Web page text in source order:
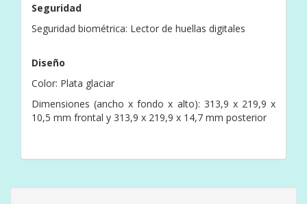
Seguridad
Seguridad biométrica: Lector de huellas digitales
Diseño
Color: Plata glaciar
Dimensiones (ancho x fondo x alto): 313,9 x 219,9 x
10,5 mm frontal y 313,9 x 219,9 x 14,7 mm posterior